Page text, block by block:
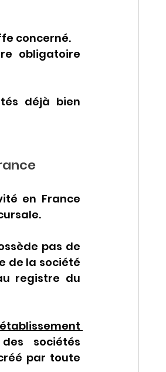
concerné.
obligatoire
déjà bien
en France
pas de
de la société
registre du
sociétés
par toute